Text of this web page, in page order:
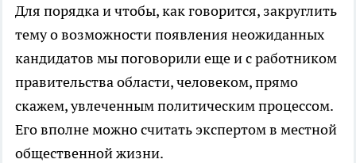
Для порядка и чтобы, как говорится, закруглить
тему о возможности появления неожиданных
кандидатов мы поговорили еще и с работником
правительства области, человеком, прямо
скажем, увлеченным политическим процессом.
Его вполне можно считать экспертом в местной
общественной жизни.